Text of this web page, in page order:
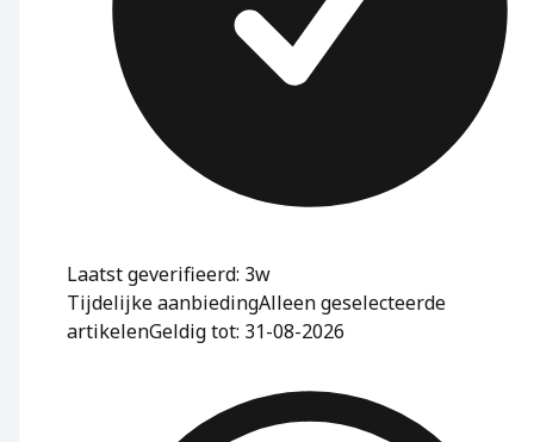
Laatst geverifieerd: 3w
Tijdelijke aanbiedingAlleen geselecteerde
artikelenGeldig tot: 31-08-2026